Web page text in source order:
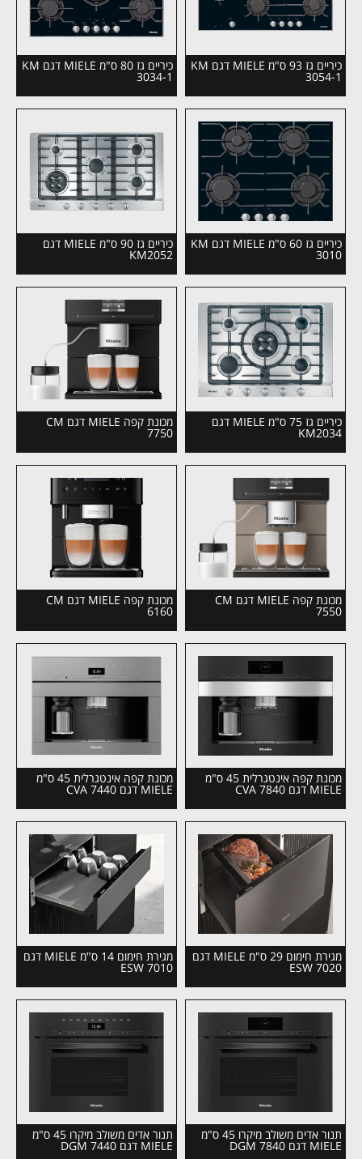
כיריים גז 93 ס"מ MIELE דגם KM
3054-1
כיריים גז 80 ס"מ MIELE דגם KM
3034-1
כיריים גז 60 ס"מ MIELE דגם KM
3010
כיריים גז 90 ס"מ MIELE דגם
KM2052
כיריים גז 75 ס"מ MIELE דגם
KM2034
מכונת קפה MIELE דגם CM
7750
מכונת קפה MIELE דגם CM
7550
מכונת קפה MIELE דגם CM
6160
מכונת קפה אינטגרלית 45 ס"מ
MIELE דגם CVA 7840
מכונת קפה אינטגרלית 45 ס"מ
MIELE דגם CVA 7440
מגירת חימום 29 ס"מ MIELE דגם
ESW 7020
מגירת חימום 14 ס"מ MIELE דגם
ESW 7010
תנור אדים משולב מיקרו 45 ס"מ
MIELE דגם DGM 7840
תנור אדים משולב מיקרו 45 ס"מ
MIELE דגם DGM 7440